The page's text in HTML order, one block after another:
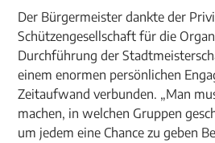
Der Bürgermeister dankte der
Schützengesellschaft für die
Durchführung der
einem enormen persönlichen
Zeitaufwand verbunden. „Man
machen, in welchen Gruppen
um jedem eine Chance zu geben